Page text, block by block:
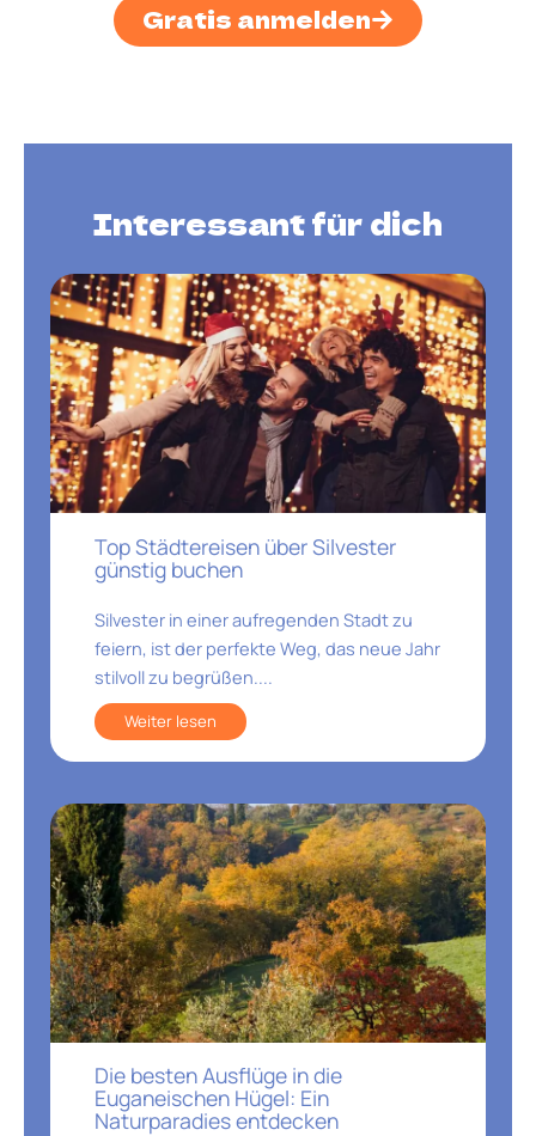
Gratis anmelden
Interessant für dich
Top Städtereisen über Silvester
günstig buchen
Silvester in einer aufregenden Stadt zu
feiern, ist der perfekte Weg, das neue Jahr
stilvoll zu begrüßen....
Weiter lesen
Die besten Ausflüge in die
Euganeischen Hügel: Ein
Naturparadies entdecken